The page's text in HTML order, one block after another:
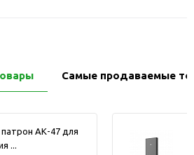
Самые продаваемые
АК-47 для
...